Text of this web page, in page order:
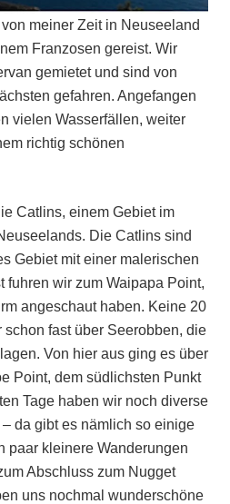
meiner Zeit in Neuseeland
Franzosen gereist. Wir
gemietet und sind von
gefahren. Angefangen
vielen Wasserfällen, weiter
richtig schönen
Catlins, einem Gebiet im
Die Catlins sind
Gebiet mit einer malerischen
fuhren wir zum Waipapa Point,
angeschaut haben. Keine 20
schon fast über Seerobben, die
Von hier aus ging es über
Point, dem südlichsten Punkt
Tage haben wir noch diverse
da gibt es nämlich so einige
paar kleinere Wanderungen
Abschluss zum Nugget
uns nochmal wunderschöne